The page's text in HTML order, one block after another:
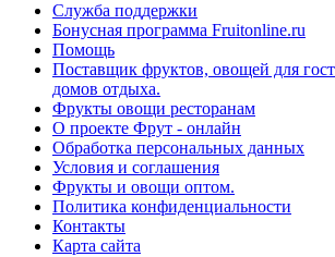
Служба поддержки
Бонусная программа Fruitonline.ru
Помощь
Поставщик фруктов, овощей для
домов отдыха.
Фрукты овощи ресторанам
О проекте Фрут - онлайн
Обработка персональных данных
Условия и соглашения
Фрукты и овощи оптом.
Политика конфиденциальности
Контакты
Карта сайта